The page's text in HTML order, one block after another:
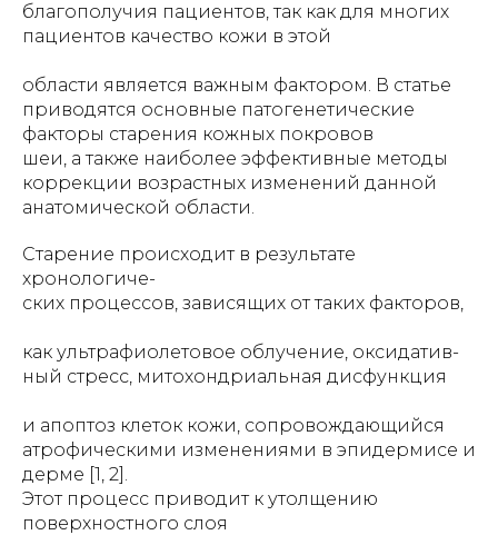
благополучия пациентов, так как для многих
пациентов качество кожи в этой
области является важным фактором. В статье
приводятся основные патогенетические
факторы старения кожных покровов
шеи, а также наиболее эффективные методы
коррекции возрастных изменений данной
анатомической области.
Старение происходит в результате
хронологиче-
ских процессов, зависящих от таких факторов,
как ультрафиолетовое облучение, оксидатив-
ный стресс, митохондриальная дисфункция
и апоптоз клеток кожи, сопровождающийся
атрофическими изменениями в эпидермисе и
дерме [1, 2].
Этот процесс приводит к утолщению
поверхностного слоя